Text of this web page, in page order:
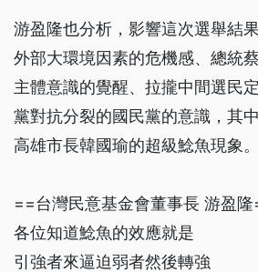
游盈隆也分析，影響這次選舉結
外部大環境因素的危機感、總統
主體意識的覺醒、拉攏中間選民
黨對抗分裂的國民黨的意識，其
高雄市長韓國瑜的超級鯰魚現象。
==台灣民意基金會董事長 游盈隆
各位知道鯰魚的效應就是
引強者來逼迫弱者然後轉強